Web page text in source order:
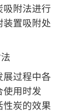
吸附法进行
装置吸附处
过程中各
使用时发
性炭的效果